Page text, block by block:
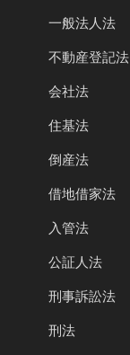
一般法人法
不動産登記法
会社法
住基法
倒産法
借地借家法
入管法
公証人法
刑事訴訟法
刑法